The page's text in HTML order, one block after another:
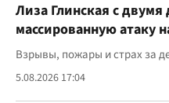
Лиза Глинская с
массированную атаку
Взрывы, пожары и страх за
5.08.2026 17:04